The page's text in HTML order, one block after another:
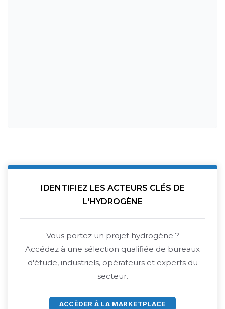
IDENTIFIEZ LES ACTEURS CLÉS DE
L'HYDROGÈNE
Vous portez un projet hydrogène ?
Accédez à une sélection qualifiée de bureaux
d'étude, industriels, opérateurs et experts du
secteur.
ACCÈDER À LA MARKETPLACE